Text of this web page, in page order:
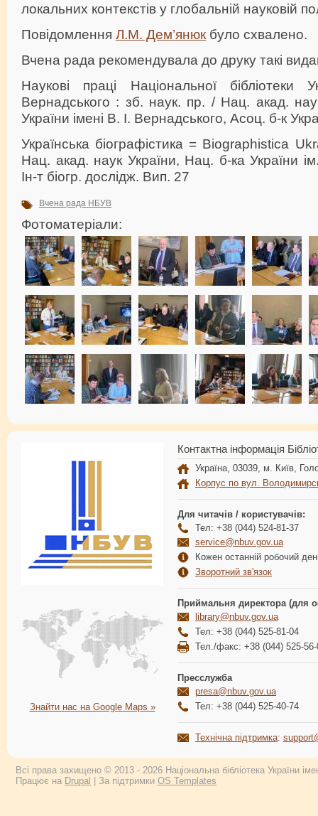
локальних контекстів у глобальній науковій
Повідомлення Л.М. Дем’янюк було схвалено.
Вчена рада рекомендувала до друку такі
Наукові праці Національної бібліотеки
Вернадського : зб. наук. пр. / Нац. акад.
України імені В. І. Вернадського, Асоц. б-к
Українська біографістика = Biographistica
Нац. акад. наук України, Нац. б-ка України
Ін-т біогр. дослідж. Вип. 27
Вчена рада НБУВ
Фотоматеріали:
Знайти нас на Google Maps »
Контактна інформація
Україна, 03039, м. Київ,
Корпус по вул.
Для читачів / користувачів:
Тел: +38 (044) 524-81-37
service@nbuv.gov.ua
Кожен останній робочий
Зворотний зв'язок
Приймальня директора (для
library@nbuv.gov.ua
Тел: +38 (044) 525-81-04
Тел./факс: +38 (044) 525-56-
Пресслужба
presa@nbuv.gov.ua
Тел: +38 (044) 525-40-74
Технічна підтримка:
Всі права захищено © 2013 - 2026 Національна бібліотека України
Працює на Drupal | За підтримки OS Templates